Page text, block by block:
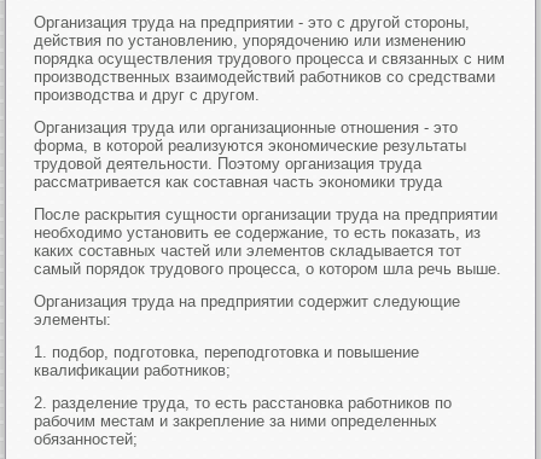
Организация труда на предприятии - это с другой стороны,
действия по установлению, упорядочению или изменению
порядка осуществления трудового процесса и связанных с ним
производственных взаимодействий работников со средствами
производства и друг с другом.
Организация труда или организационные отношения - это
форма, в которой реализуются экономические результаты
трудовой деятельности. Поэтому организация труда
рассматривается как составная часть экономики труда
После раскрытия сущности организации труда на предприятии
необходимо установить ее содержание, то есть показать, из
каких составных частей или элементов складывается тот
самый порядок трудового процесса, о котором шла речь выше.
Организация труда на предприятии содержит следующие
элементы:
1. подбор, подготовка, переподготовка и повышение
квалификации работников;
2. разделение труда, то есть расстановка работников по
рабочим местам и закрепление за ними определенных
обязанностей;